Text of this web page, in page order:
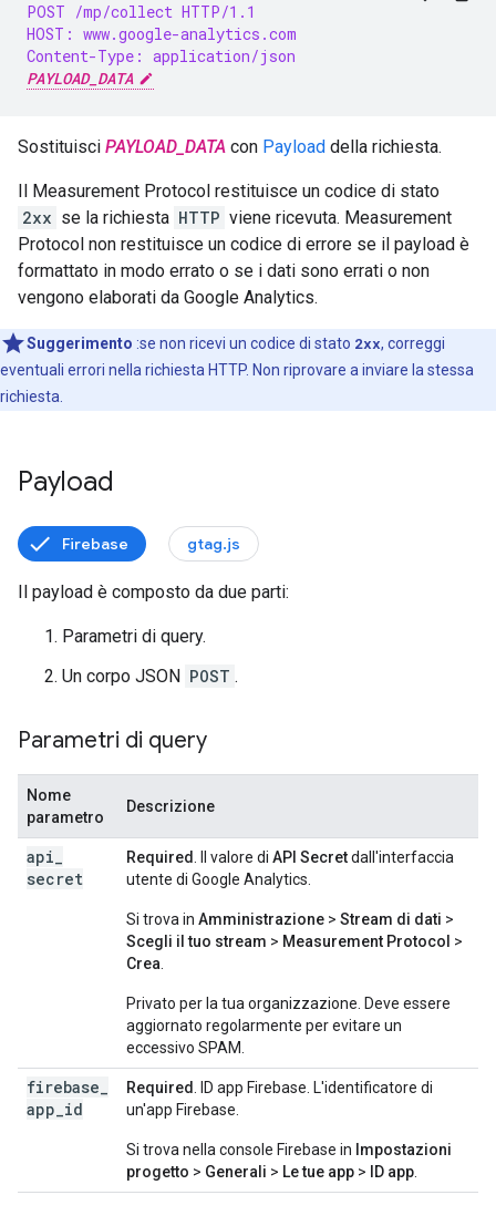
POST /mp/collect HTTP/1.1
HOST: www.google-analytics.com
Content-Type: application/json
PAYLOAD_DATA
Sostituisci PAYLOAD_DATA con Payload della richiesta.
Il Measurement Protocol restituisce un codice di stato
2xx se la richiesta HTTP viene ricevuta. Measurement
Protocol non restituisce un codice di errore se il payload è
formattato in modo errato o se i dati sono errati o non
vengono elaborati da Google Analytics.
Suggerimento :se non ricevi un codice di stato 2xx, correggi
eventuali errori nella richiesta HTTP. Non riprovare a inviare la stessa
richiesta.
Payload
Firebase gtag.js
Il payload è composto da due parti:
Parametri di query.
Un corpo JSON POST .
Parametri di query
Nome
parametro
Descrizione
api
secret
Required . Il valore di API Secretdall'interfaccia
utente di Google Analytics.
Si trova in Amministrazione > Stream di dati >
Scegli il tuo stream > Measurement Protocol >
Crea
Privato per la tua organizzazione. Deve essere
aggiornato regolarmente per evitare un
eccessivo SPAM.
firebase
app id
Required
. ID app Firebase. L'identificatore di
un'app Firebase.
Si trova nella console Firebase in Impostazioni
progetto > Generali > Le tue app > ID app